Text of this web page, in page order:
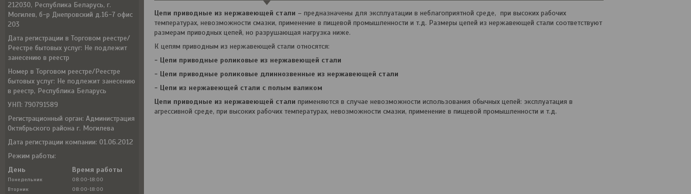
Цепи приводные из нержавеющей стали – предназначены для эксплуатации в неблагоприятной среде, при высоких рабочих
температурах, невозможности смазки, применение в пищевой промышленности и т.д. Размеры цепей из нержавеющей стали соответствуют
размерам приводных цепей, но разрушающая нагрузка ниже.
К цепям приводным из нержавеющей стали относятся:
- Цепи приводные роликовые из нержавеющей стали
- Цепи приводные роликовые длиннозвенные из нержавеющей стали
- Цепи из нержавеющей стали с полым валиком
Цепи приводные из нержавеющей стали применяются в случае невозможности использования обычных цепей: эксплуатация в
агрессивной среде, при высоких рабочих температурах, невозможности смазки, применение в пищевой промышленности и т.д.
212030, Республика Беларусь, г.
Могилев, б-р Днепровский д.16-7 офис
203
Дата регистрации в Торговом реестре/
Реестре бытовых услуг: Не подлежит
занесению в реестр
Номер в Торговом реестре/Реестре
бытовых услуг: Не подлежит занесению
в реестр, Республика Беларусь
УНП: 790791589
Регистрационный орган: Администрация
Октябрьского района г. Могилева
Дата регистрации компании: 01.06.2012
Режим работы:
День
Время работы
Понедельник
08:00-18:00
Вторник
08:00-18:00